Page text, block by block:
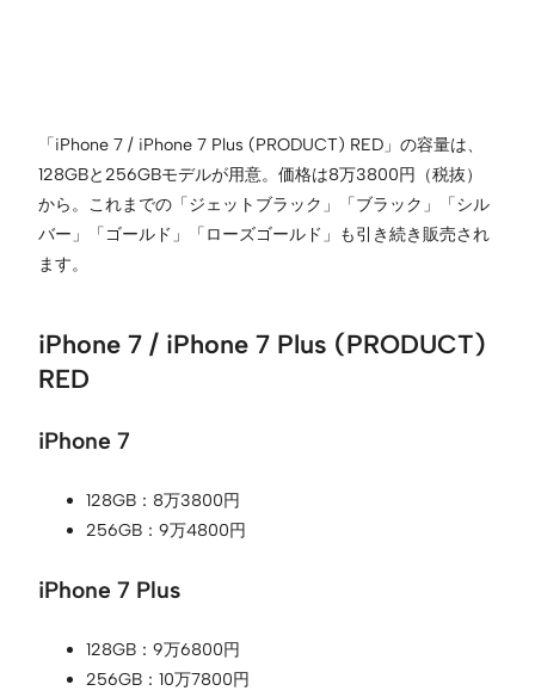
「iPhone 7 / iPhone 7 Plus (PRODUCT) RED」の容量は、
128GBと256GBモデルが用意。価格は8万3800円（税抜）
から。これまでの「ジェットブラック」「ブラック」「シル
バー」「ゴールド」「ローズゴールド」も引き続き販売され
ます。
iPhone 7 / iPhone 7 Plus (PRODUCT)
RED
iPhone 7
128GB：8万3800円
256GB：9万4800円
iPhone 7 Plus
128GB：9万6800円
256GB：10万7800円